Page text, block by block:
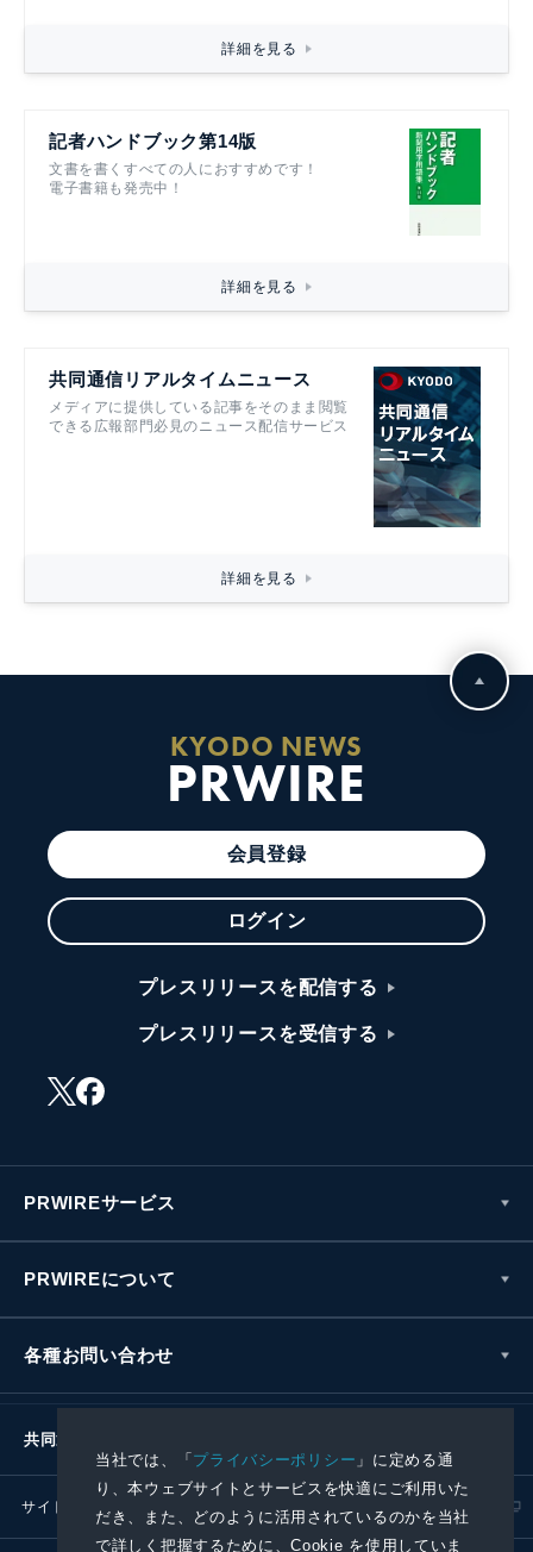
当社では、「プライバシーポリシー 」に定める通
り、本ウェブサイトとサービスを快適にご利用いた
だき、また、どのように活用されているのかを当社
で詳しく把握するために、Cookie を使用していま
詳細を見る
記者ハンドブック第14版
文書を書くすべての人におすすめです！
電子書籍も発売中！
詳細を見る
共同通信リアルタイムニュース
メディアに提供している記事をそのまま閲覧
できる広報部門必見のニュース配信サービス
詳細を見る
KYODO NEWS
PRWIRE
会員登録
ログイン
プレスリリースを配信する
プレスリリースを受信する
PRWIREサービス
PRWIREについて
各種お問い合わせ
共同通信社グループ
サイトポリシー プライバシーポリシー